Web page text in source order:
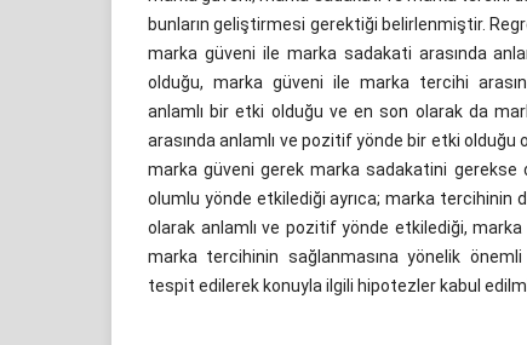
bunların geliştirmesi gerektiği belirlenmiştir.
marka güveni ile marka sadakati arasında
olduğu, marka güveni ile marka tercihi
anlamlı bir etki olduğu ve en son olarak da
arasında anlamlı ve pozitif yönde bir etki olduğu
marka güveni gerek marka sadakatini gerekse
olumlu yönde etkilediği ayrıca; marka tercihinin
olarak anlamlı ve pozitif yönde etkilediği,
marka tercihinin sağlanmasına yönelik
tespit edilerek konuyla ilgili hipotezler kabul